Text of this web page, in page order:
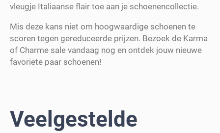
vleugje Italiaanse flair toe aan je schoenencollectie.
Mis deze kans niet om hoogwaardige schoenen te
scoren tegen gereduceerde prijzen. Bezoek de Karma
of Charme sale vandaag nog en ontdek jouw nieuwe
favoriete paar schoenen!
Veelgestelde